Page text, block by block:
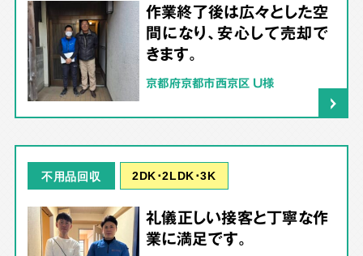
作業終了後は広々とした空
間になり、安心して売却で
きます。
京都府京都市西京区 U様
不用品回収 2DK･2LDK･3K
礼儀正しい接客と丁寧な作
業に満足です。